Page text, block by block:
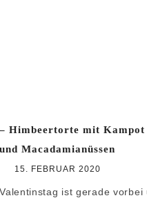
Himbeertorte mit
und Macadamianüssen
15. FEBRUAR 2020
ist gerade vorbei